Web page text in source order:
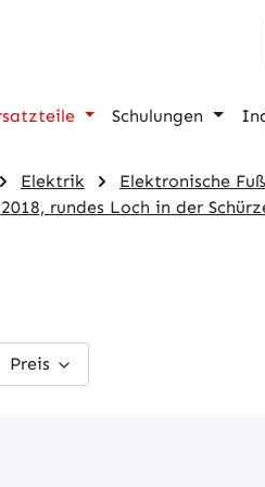
Schulungen
Elektrik Elektronische
rundes Loch in der
Preis